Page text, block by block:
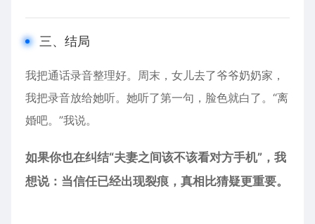
三、结局
我把通话录音整理好。周末，女儿去了爷爷奶奶家，
我把录音放给她听。她听了第一句，脸色就白了。“离
婚吧。”我说。
如果你也在纠结“夫妻之间该不该看对方手机”，我
想说：当信任已经出现裂痕，真相比猜疑更重要。